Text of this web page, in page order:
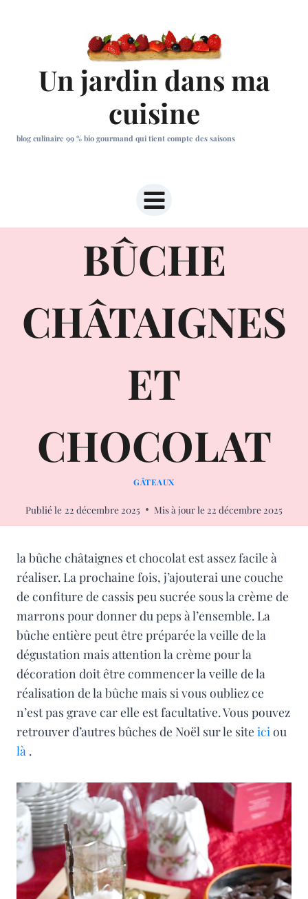
Un jardin dans ma
cuisine
blog culinaire 99 % bio gourmand qui tient compte des saisons
BÛCHE
CHÂTAIGNES
ET
CHOCOLAT
GÂTEAUX
Publié le 22 décembre 2025 Mis à jour le 22 décembre 2025
la bûche châtaignes et chocolat est assez facile à
réaliser. La prochaine fois, j’ajouterai une couche
de confiture de cassis peu sucrée sous la crème de
marrons pour donner du peps à l’ensemble. La
bûche entière peut être préparée la veille de la
dégustation mais attention la crème pour la
décoration doit être commencer la veille de la
réalisation de la bûche mais si vous oubliez ce
n’est pas grave car elle est facultative. Vous pouvez
retrouver d’autres bûches de Noël sur le site ici ou
là .